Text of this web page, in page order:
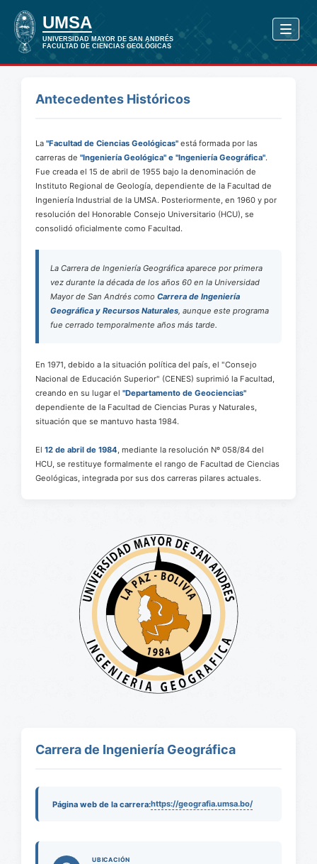
Antecedentes Históricos
La "Facultad de Ciencias Geológicas" está formada por las
carreras de "Ingeniería Geológica" e "Ingeniería Geográfica".
Fue creada el 15 de abril de 1955 bajo la denominación de
Instituto Regional de Geología, dependiente de la Facultad de
Ingeniería Industrial de la UMSA. Posteriormente, en 1960 y por
resolución del Honorable Consejo Universitario (HCU), se
consolidó oficialmente como Facultad.
La Carrera de Ingeniería Geográfica aparece por primera
vez durante la década de los años 60 en la Universidad
Mayor de San Andrés como Carrera de Ingeniería
Geográfica y Recursos Naturales, aunque este programa
fue cerrado temporalmente años más tarde.
En 1971, debido a la situación política del país, el "Consejo
Nacional de Educación Superior" (CENES) suprimió la Facultad,
creando en su lugar el "Departamento de Geociencias"
dependiente de la Facultad de Ciencias Puras y Naturales,
situación que se mantuvo hasta 1984.
El 12 de abril de 1984, mediante la resolución Nº 058/84 del
HCU, se restituye formalmente el rango de Facultad de Ciencias
Geológicas, integrada por sus dos carreras pilares actuales.
Carrera de Ingeniería Geográfica
Página web de la carrera:https://geografia.umsa.bo/
UBICACIÓN